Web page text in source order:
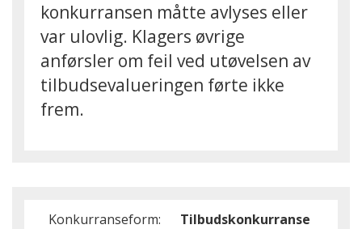
konkurransen måtte avlyses eller
var ulovlig. Klagers øvrige
anførsler om feil ved utøvelsen av
tilbudsevalueringen førte ikke
frem.
Konkurranseform: Tilbudskonkurranse